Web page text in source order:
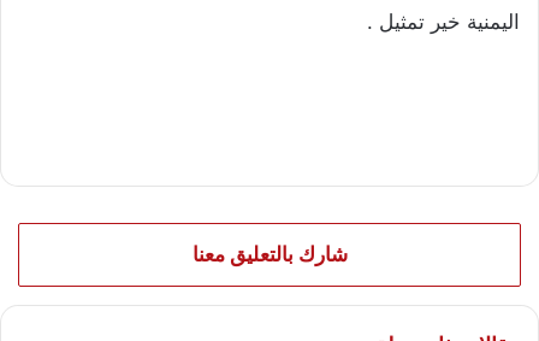
اليمنية خير تمثيل .
شارك بالتعليق معنا